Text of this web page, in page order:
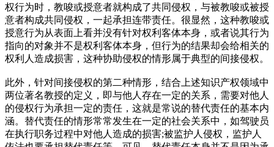
权行为时，教唆或授意者就构成了共同侵权，与被教唆或被授
意者构成共同侵权，一起承担连带责任。很显然，这种教唆或
授意行为从表面上看并没有针对权利客体本身，或者说其行为
指向的对象并不是权利客体本身，但行为的结果却会给相关的
权利人造成损害，这种协助侵权的情形属于典型的间接侵权。
此外，针对间接侵权的第二种情形，结合上述知识产权领域中
两位著名教授的定义，即与他人存在一定的关系，需要对他人
的侵权行为承担一定的责任，这就是常说的替代责任的基本内
涵。替代责任的情形常常发生在一定的社会关系中，如驾驶员
在执行职务过程中对他人造成的损害;被监护人侵权，监护人